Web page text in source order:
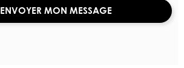
ENVOYER MON MESSAGE